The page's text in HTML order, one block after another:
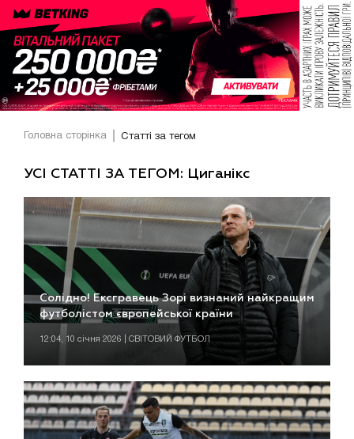
Головна сторінка Статті за тегом
УСІ СТАТТІ ЗА ТЕГОМ: Циганікс
Солідно! Ексгравець Зорі визнаний найкращим
футболістом європейської країни
12:04, 10 січня 2026 | СВІТОВИЙ ФУТБОЛ